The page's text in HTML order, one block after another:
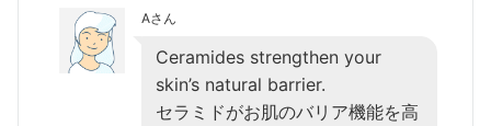
Aさん
Ceramides strengthen your
skin’s natural barrier.
セラミドがお肌のバリア機能を高